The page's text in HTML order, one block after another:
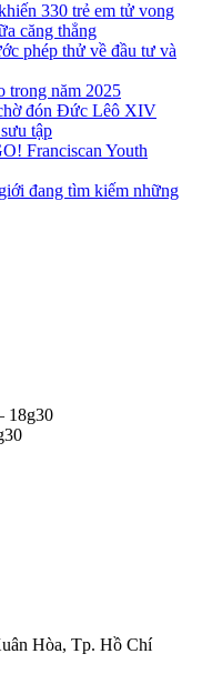
330 trẻ em tử vong
căng thẳng
phép thử về đầu tư và
trong năm 2025
đón Đức Lêô XIV
tập
Franciscan Youth
đang tìm kiếm những
18g30
Hòa, Tp. Hồ Chí